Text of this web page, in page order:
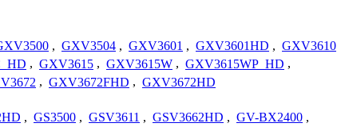
, GXV3504 , GXV3601 , GXV3601HD , GXV3610
, GXV3615 , GXV3615W , GXV3615WP_HD ,
, GXV3672FHD , GXV3672HD
, GS3500 , GSV3611 , GSV3662HD , GV-BX2400 ,